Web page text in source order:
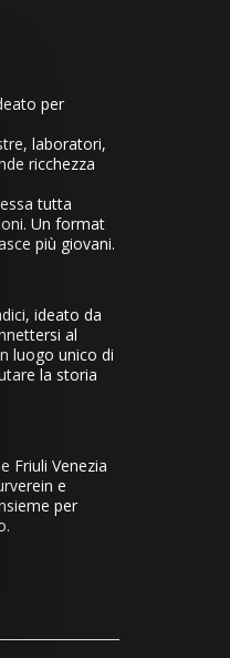
per
laboratori,
ricchezza
tutta
Un format
più giovani.
ideato da
al
luogo unico di
la storia
Friuli Venezia
e
per